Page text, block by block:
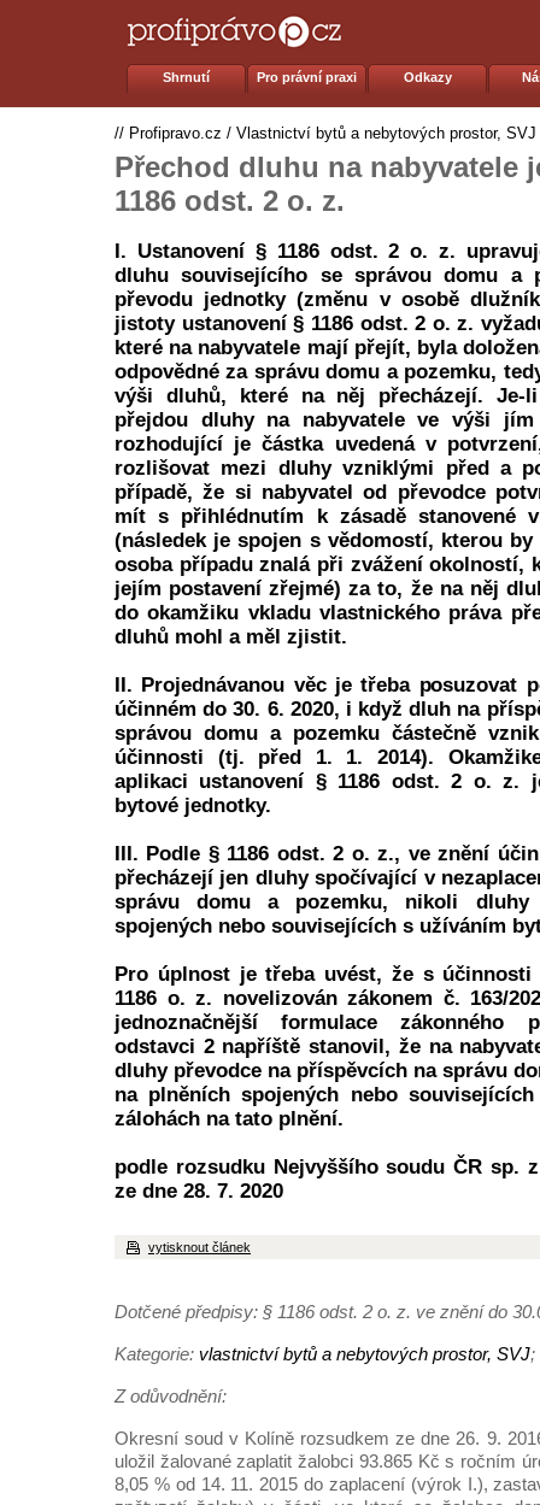
Shrnutí Pro právní praxi Odkazy
// Profipravo.cz / Vlastnictví bytů a nebytových prostor, SVJ
Přechod dluhu na nabyvatele
1186 odst. 2 o. z.
I. Ustanovení § 1186 odst. 2 o. z.
dluhu souvisejícího se správou domu a
převodu jednotky (změnu v osobě
jistoty ustanovení § 1186 odst. 2 o. z.
které na nabyvatele mají přejít, byla
odpovědné za správu domu a pozemku,
výši dluhů, které na něj přecházejí. Je-
přejdou dluhy na nabyvatele ve výši jím
rozhodující je částka uvedená v
rozlišovat mezi dluhy vzniklými před a
případě, že si nabyvatel od převodce
mít s přihlédnutím k zásadě
(následek je spojen s vědomostí, kterou
osoba případu znalá při zvážení okolností,
jejím postavení zřejmé) za to, že na něj
do okamžiku vkladu vlastnického práva
dluhů mohl a měl zjistit.
II. Projednávanou věc je třeba posuzovat
účinném do 30. 6. 2020, i když dluh na
správou domu a pozemku částečně
účinnosti (tj. před 1. 1. 2014).
aplikaci ustanovení § 1186 odst. 2 o. z.
bytové jednotky.
III. Podle § 1186 odst. 2 o. z., ve znění
přecházejí jen dluhy spočívající v
správu domu a pozemku, nikoli
spojených nebo souvisejících s užíváním
Pro úplnost je třeba uvést, že s
1186 o. z. novelizován zákonem č. 163/
jednoznačnější formulace zákonného
odstavci 2 napříště stanovil, že na
dluhy převodce na příspěvcích na správu
na plněních spojených nebo
zálohách na tato plnění.
podle rozsudku Nejvyššího soudu ČR sp.
ze dne 28. 7. 2020
vytisknout článek
Dotčené předpisy: § 1186 odst. 2 o. z. ve znění do
Kategorie: vlastnictví bytů a nebytových prostor, SVJ;
Z odůvodnění:
Okresní soud v Kolíně rozsudkem ze dne 26. 9.
uložil žalované zaplatit žalobci 93.865 Kč s ročním
8,05 % od 14. 11. 2015 do zaplacení (výrok I.),